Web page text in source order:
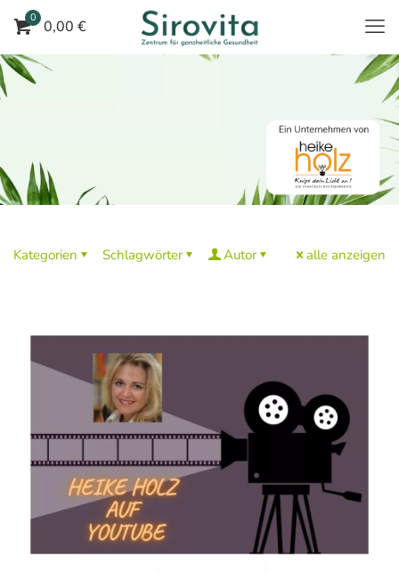
0 0,00 €
Kategorien Schlagwörter Autor alle anzeigen